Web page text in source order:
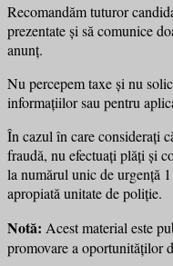
Recomandăm tuturor
prezentate și să comunice
anunț.
Nu percepem taxe și nu
informațiilor sau pentru
În cazul în care considerați
fraudă, nu efectuați plăți și
la numărul unic de urgență
apropiată unitate de poliție.
Notă: Acest material este
promovare a oportunităților